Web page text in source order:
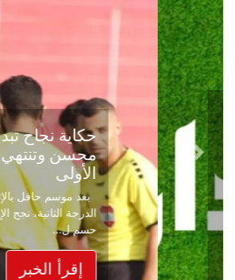
حكاية نجاح تبدأ من جبل
محسن وتنتهي في
الأولى
بعد موسم حافل بالإثارة والصراع
الدرجة الثانية، نجح الإخاء الأهلي
حسم ل...
إقرأ الخبر
Previous